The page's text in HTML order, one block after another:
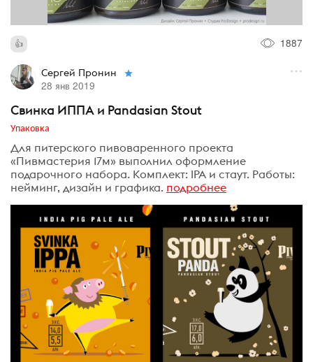
1887
Сергей Пронин
28 янв 2019
Свинка ИППА и Pandasian Stout
Упаковка
Для питерского пивоваренного проекта
«Пивмастерия 17м» выполнил оформление
подарочного набора. Комплект: IPA и стаут. Работы:
нейминг, дизайн и графика. подробнее